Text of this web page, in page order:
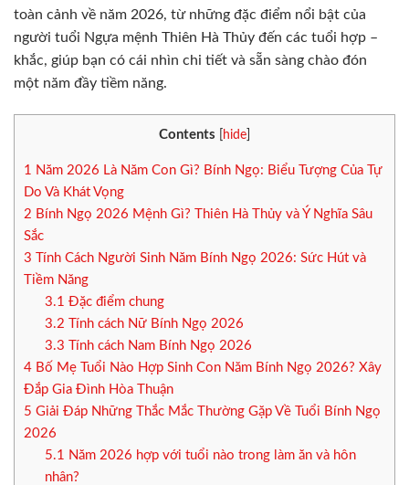
toàn cảnh về năm 2026, từ những đặc điểm nổi bật của
người tuổi Ngựa mệnh Thiên Hà Thủy đến các tuổi hợp –
khắc, giúp bạn có cái nhìn chi tiết và sẵn sàng chào đón
một năm đầy tiềm năng.
Contents hide
1
Năm 2026 Là Năm Con Gì? Bính Ngọ: Biểu Tượng Của Tự
Do Và Khát Vọng
2 Bính Ngọ 2026 Mệnh Gì? Thiên Hà Thủy và Ý Nghĩa Sâu
Sắc
3 Tính Cách Người Sinh Năm Bính Ngọ 2026: Sức Hút và
Tiềm Năng
3.1 Đặc điểm chung
3.2 Tính cách Nữ Bính Ngọ 2026
3.3 Tính cách Nam Bính Ngọ 2026
4 Bố Mẹ Tuổi Nào Hợp Sinh Con Năm Bính Ngọ 2026? Xây
Đắp Gia Đình Hòa Thuận
5 Giải Đáp Những Thắc Mắc Thường Gặp Về Tuổi Bính Ngọ
2026
5.1
Năm 2026 hợp với tuổi nào trong làm ăn và hôn
nhân?